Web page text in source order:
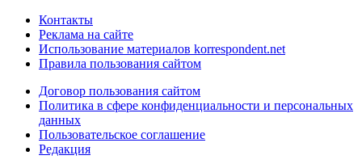
Контакты
Реклама на сайте
Использование материалов korrespondent.net
Правила пользования сайтом
Договор пользования сайтом
Политика в сфере конфиденциальности и персональных
данных
Пользовательское соглашение
Редакция